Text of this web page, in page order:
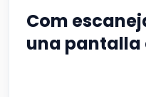
Com
una